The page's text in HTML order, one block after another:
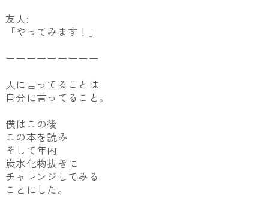
友人:
「やってみます！」
ーーーーーーーーー
人に言ってることは
自分に言ってること。
僕はこの後
この本を読み
そして年内
炭水化物抜きに
チャレンジしてみる
ことにした。